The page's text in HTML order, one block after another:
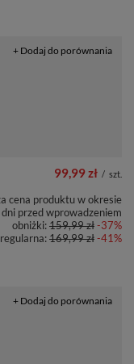
99,99 zł / szt.
cena produktu w okresie
przed wprowadzeniem
obniżki:159,99 zł-37%
169,99 zł-41%
+ Dodaj do porównania
+ Dodaj do porównania